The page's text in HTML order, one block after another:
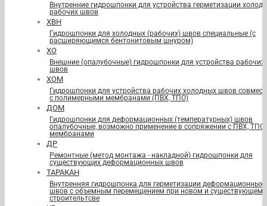
Внутренние гидрошпонки для устройства герметизации
рабочих швов
ХВН
Гидрошпонки для холодных (рабочих) швов специальные (с
расширяющимся бентонитовым шнуром)
ХО
Внешние (опалубочные) гидрошпонки для устройства рабочих
швов
ХОМ
Гидрошпонки для устройства рабочих холодных швов
с полимерными мембранами (ПВХ, ТПО)
ДОМ
Гидрошпонки для деформационных (температурных) швов
опалубочные, возможно применение в сопряжении с ПВХ, ТПО
мембранами
ДР
Ремонтные (метод монтажа - накладной) гидрошпонки для
существующих деформационных швов
ТАРАКАН
Внутренняя гидрошпонка для герметизации деформационных
швов с объемным перемещением при новом и существующем
строительтсве